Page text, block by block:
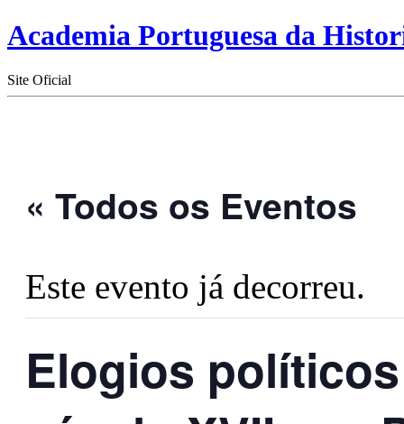
Academia Portuguesa da
Site Oficial
« Todos os Eventos
Este evento já decorreu.
Elogios